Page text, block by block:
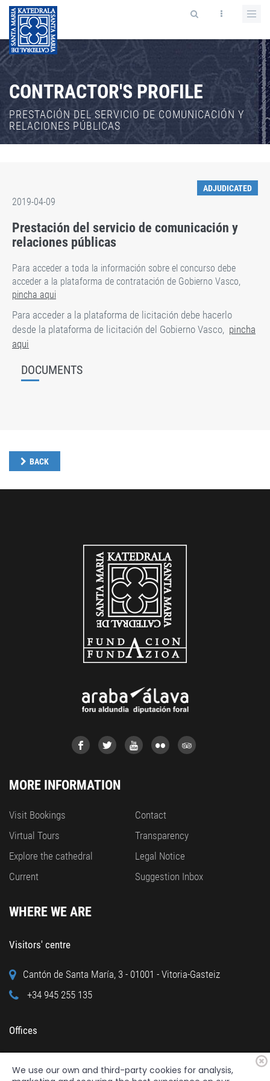
CONTRACTOR'S PROFILE
PRESTACIÓN DEL SERVICIO DE COMUNICACIÓN Y
RELACIONES PÚBLICAS
ADJUDICATED
2019-04-09
Prestación del servicio de comunicación y
relaciones públicas
Para acceder a toda la información sobre el concurso debe
acceder a la plataforma de contratación de Gobierno Vasco,
pincha aqui
Para acceder a la plataforma de licitación debe hacerlo
desde la plataforma de licitación del Gobierno Vasco, pincha
aqui
DOCUMENTS
BACK
MORE INFORMATION
Visit Bookings
Virtual Tours
Explore the cathedral
Current
Contact
Transparency
Legal Notice
Suggestion Inbox
WHERE WE ARE
Visitors' centre
Cantón de Santa María, 3 - 01001 - Vitoria-Gasteiz
+34 945 255 135
Offices
We use our own and third-party cookies for analysis,